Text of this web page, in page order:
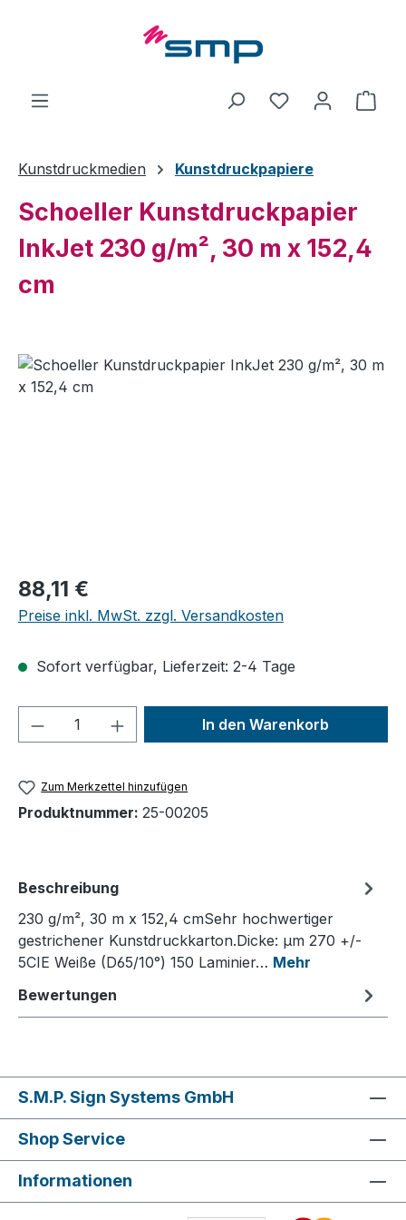
Zum Hauptinhalt springen
Kunstdruckmedien Kunstdruckpapiere
Schoeller Kunstdruckpapier
InkJet 230 g/m², 30 m x 152,4
cm
Bildergalerie überspringen
Regulärer Preis:
88,11 €
Preise inkl. MwSt. zzgl. Versandkosten
Sofort verfügbar, Lieferzeit: 2-4 Tage
Produkt Anzahl: Gib denIn den Warenkorb
Zum Merkzettel hinzufügen
Produktnummer: 25-00205
Beschreibung
230 g/m², 30 m x 152,4 cmSehr hochwertiger
gestrichener Kunstdruckkarton.Dicke: µm 270 +/-
5CIE Weiße (D65/10°) 150 Laminier… Mehr
Bewertungen
S.M.P. Sign Systems GmbH
Shop Service
Informationen